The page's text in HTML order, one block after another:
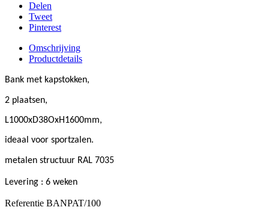
Delen
Tweet
Pinterest
Omschrijving
Productdetails
Bank met kapstokken,
2 plaatsen,
L1000xD38OxH1600mm,
ideaal voor sportzalen.
metalen structuur RAL 7035
Levering : 6 weken
Referentie BANPAT/100